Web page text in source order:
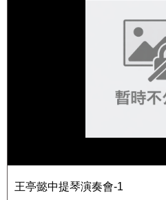
王亭懿中提琴演奏會-1